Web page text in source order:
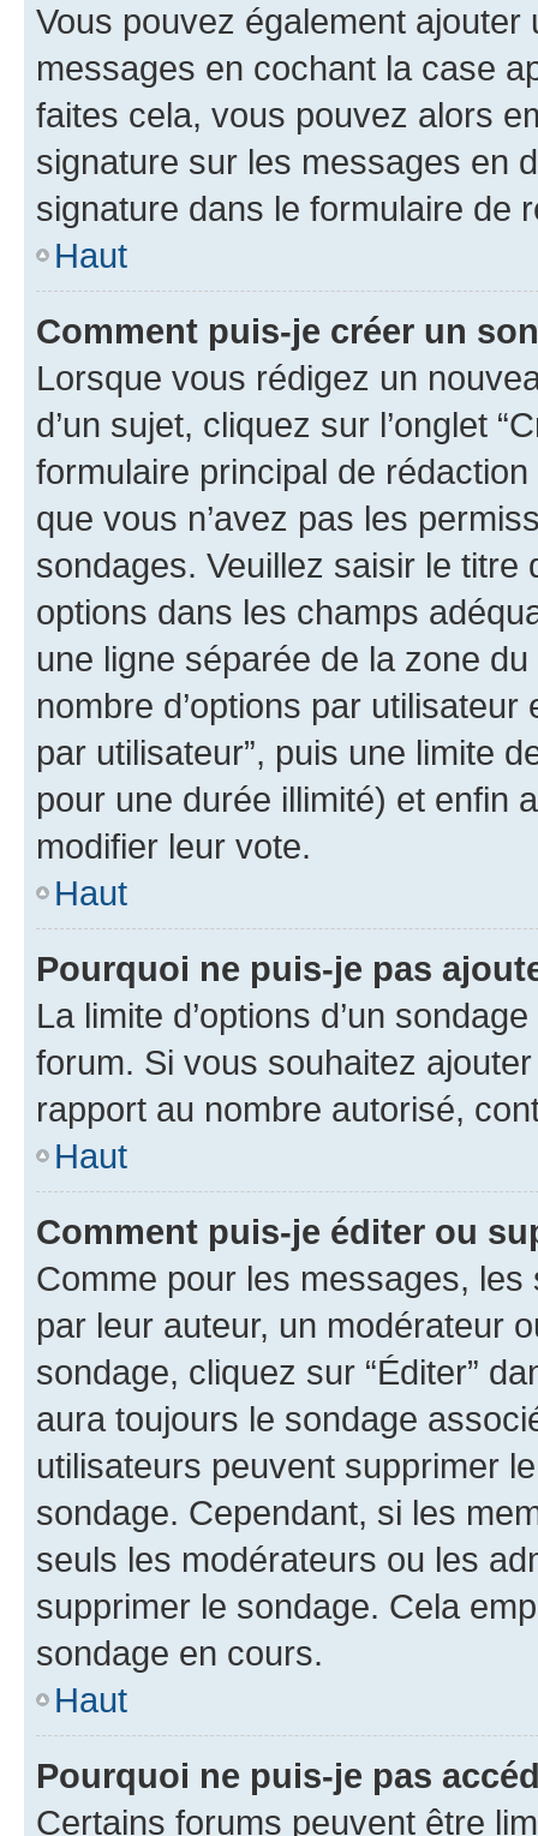
Vous pouvez également
messages en cochant la case
faites cela, vous pouvez alors
signature sur les messages en
signature dans le formulaire de
Haut
Comment puis-je créer un
Lorsque vous rédigez un
d’un sujet, cliquez sur l’onglet
formulaire principal de
que vous n’avez pas les
sondages. Veuillez saisir le
options dans les champs
une ligne séparée de la zone
nombre d’options par
par utilisateur”, puis une limite
pour une durée illimité) et enfin
modifier leur vote.
Haut
Pourquoi ne puis-je pas
La limite d’options d’un
forum. Si vous souhaitez
rapport au nombre autorisé,
Haut
Comment puis-je éditer ou
Comme pour les messages,
par leur auteur, un modérateur
sondage, cliquez sur “Éditer”
aura toujours le sondage
utilisateurs peuvent supprimer
sondage. Cependant, si les
seuls les modérateurs ou les
supprimer le sondage. Cela
sondage en cours.
Haut
Pourquoi ne puis-je pas
Certains forums peuvent être